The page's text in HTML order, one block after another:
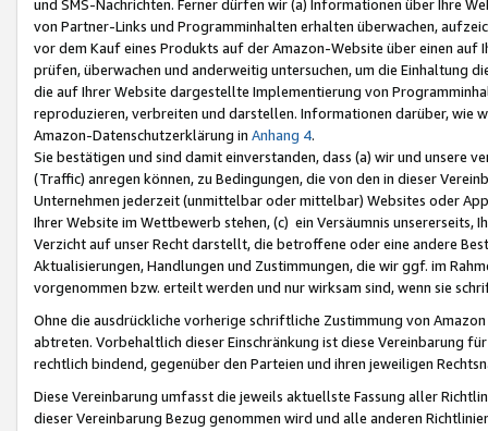
und SMS-Nachrichten. Ferner dürfen wir (a) Informationen über Ihre
von Partner-Links und Programminhalten erhalten überwachen,
vor dem Kauf eines Produkts auf der Amazon-Website über einen
prüfen, überwachen und anderweitig untersuchen, um die Einhaltung
die auf Ihrer Website dargestellte Implementierung von
reproduzieren, verbreiten und darstellen. Informationen darüber, wie
Amazon-Datenschutzerklärung in Anhang 4.
Sie bestätigen und sind damit einverstanden, dass (a) wir und
(Traffic) anregen können, zu Bedingungen, die von den in dieser
Unternehmen jederzeit (unmittelbar oder mittelbar) Websites oder
Ihrer Website im Wettbewerb stehen, (c) ein Versäumnis unsererseits,
Verzicht auf unser Recht darstellt, die betroffene oder eine andere
Aktualisierungen, Handlungen und Zustimmungen, die wir ggf. im
vorgenommen bzw. erteilt werden und nur wirksam sind, wenn sie
Ohne die ausdrückliche vorherige schriftliche Zustimmung von
abtreten. Vorbehaltlich dieser Einschränkung ist diese Vereinbarung
rechtlich bindend, gegenüber den Parteien und ihren jeweiligen
Diese Vereinbarung umfasst die jeweils aktuellste Fassung aller
dieser Vereinbarung Bezug genommen wird und alle anderen